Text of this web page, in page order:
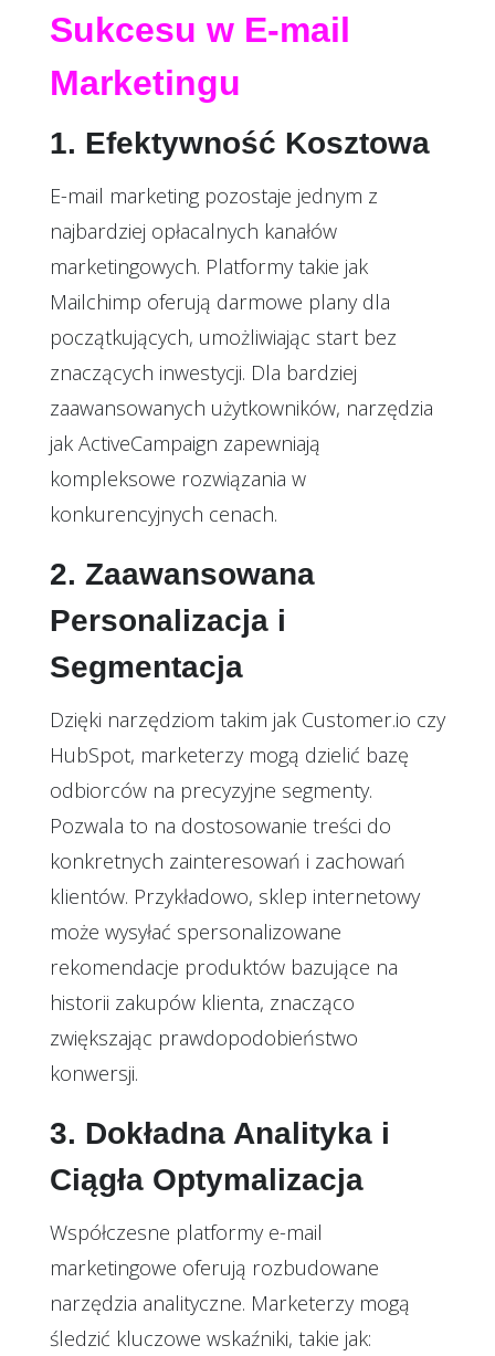
Sukcesu w E-mail
Marketingu
1. Efektywność Kosztowa
E-mail marketing pozostaje jednym z
najbardziej opłacalnych kanałów
marketingowych. Platformy takie jak
Mailchimp oferują darmowe plany dla
początkujących, umożliwiając start bez
znaczących inwestycji. Dla bardziej
zaawansowanych użytkowników, narzędzia
jak ActiveCampaign zapewniają
kompleksowe rozwiązania w
konkurencyjnych cenach.
2. Zaawansowana
Personalizacja i
Segmentacja
Dzięki narzędziom takim jak Customer.io czy
HubSpot, marketerzy mogą dzielić bazę
odbiorców na precyzyjne segmenty.
Pozwala to na dostosowanie treści do
konkretnych zainteresowań i zachowań
klientów. Przykładowo, sklep internetowy
może wysyłać spersonalizowane
rekomendacje produktów bazujące na
historii zakupów klienta, znacząco
zwiększając prawdopodobieństwo
konwersji.
3. Dokładna Analityka i
Ciągła Optymalizacja
Współczesne platformy e-mail
marketingowe oferują rozbudowane
narzędzia analityczne. Marketerzy mogą
śledzić kluczowe wskaźniki, takie jak: